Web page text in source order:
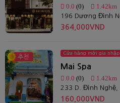
0.0 (0) 1.42km
364,000VND
추천
Cửa hàng mới gia nhập
Mai Spa
0.0 (0) 1.42km
160,000VND